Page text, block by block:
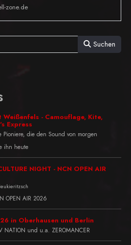
zone.de
Suchen
Weißenfels - Camouflage, Kite,
Express
Pioniere, die den Sound von morgen
ihn heute
NIGHT - NCN OPEN AIR
OPEN AIR 2026
in Oberhausen und Berlin
NATION und u.a. ZEROMANCER